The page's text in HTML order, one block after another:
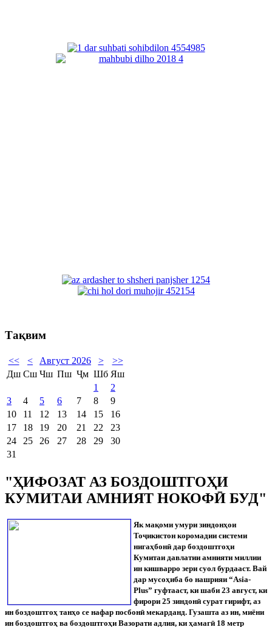
Тақвим
<< < Август 2026 >
>>
Дш Сш Чш Пш Ҷм Шб Яш
1
2
3
4 5 6 7 8
9
10
11 12 13 14 15
16
17
18 19 20 21 22
23
24
25 26 27 28 29
30
31
"ҲИФОЗАТ АЗ БОЗДОШТГОҲИ
КУМИТАИ АМНИЯТ НОКОФӢ БУД"
Як мақоми умури зиндонҳои
Тоҷикистон коромадии системи
нигаҳбонӣ дар боздоштгоҳи
Кумитаи давлатии амнияти миллии
ин кишварро зери суол бурдааст. Вай
дар мусоҳиба бо нашрияи “Asia-
Plus” гуфтааст, ки шаби 23 август, ки
фирори 25 зиндонӣ сурат гирифт, аз
ин боздоштгоҳ танҳо се нафар посбонӣ мекарданд. Гузашта аз ин, миёни
ин боздоштгоҳ ва боздоштгоҳи Вазорати адлия, ки ҳамагӣ 18 метр